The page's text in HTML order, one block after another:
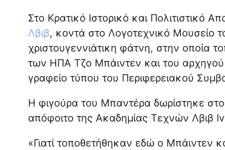
Στο Κρατικό Ιστορικό και Πολιτιστικό
Λβιβ, κοντά στο Λογοτεχνικό Μουσείο
χριστουγεννιάτικη φάτνη, στην οποία
των ΗΠΑ Τζο Μπάιντεν και του
γραφείο τύπου του Περιφερειακού
Η φιγούρα του Μπαντέρα δωρίστηκε
απόφοιτο της Ακαδημίας Τεχνών Λβιβ
«Γιατί τοποθετήθηκαν εδώ ο Μπάιντεν